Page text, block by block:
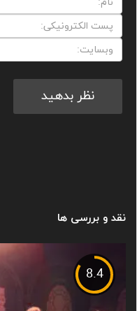
نقد و بررسی ها
8.4